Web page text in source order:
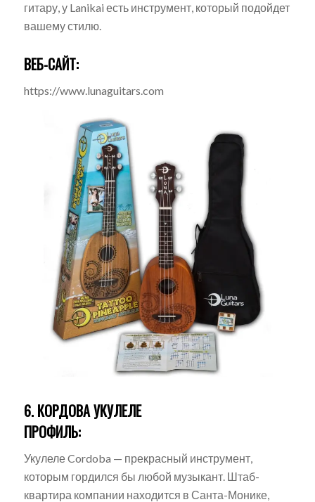
гитару, у Lanikai есть инструмент, который подойдет
вашему стилю.
ВЕБ-САЙТ:
https://www.lunaguitars.com
6. КОРДОВА УКУЛЕЛЕ
ПРОФИЛЬ:
Укулеле Cordoba — прекрасный инструмент,
которым гордился бы любой музыкант. Штаб-
квартира компании находится в Санта-Монике,